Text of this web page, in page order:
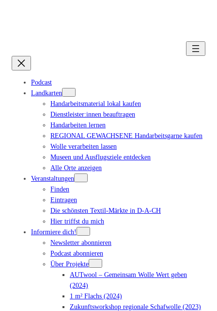
Podcast
Landkarten
Handarbeitsmaterial lokal kaufen
Dienstleister:innen beauftragen
Handarbeiten lernen
REGIONAL GEWACHSENE Handarbeitsgarne kaufen
Wolle verarbeiten lassen
Museen und Ausflugsziele entdecken
Alle Orte anzeigen
Veranstaltungen
Finden
Eintragen
Die schönsten Textil-Märkte in D-A-CH
Hier triffst du mich
Informiere dich!
Newsletter abonnieren
Podcast abonnieren
Über Projekte
AUTwool – Gemeinsam Wolle Wert geben
(2024)
1 m² Flachs (2024)
Zukunftsworkshop regionale Schafwolle (2023)